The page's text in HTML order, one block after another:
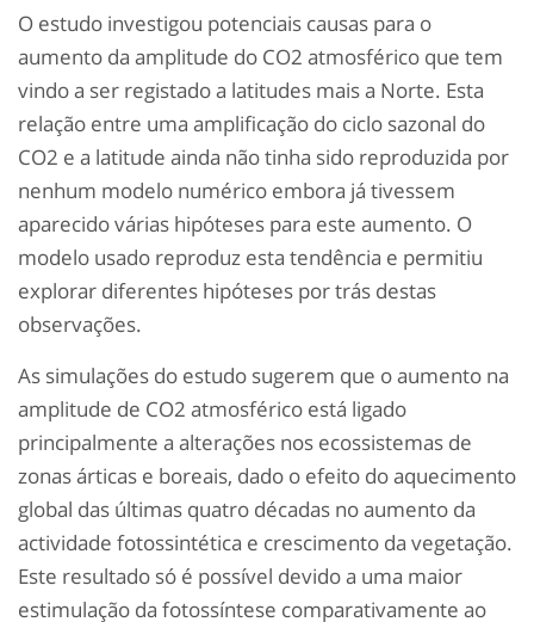
O estudo investigou potenciais causas para o
aumento da amplitude do CO2 atmosférico que tem
vindo a ser registado a latitudes mais a Norte. Esta
relação entre uma amplificação do ciclo sazonal do
CO2 e a latitude ainda não tinha sido reproduzida por
nenhum modelo numérico embora já tivessem
aparecido várias hipóteses para este aumento. O
modelo usado reproduz esta tendência e permitiu
explorar diferentes hipóteses por trás destas
observações.
As simulações do estudo sugerem que o aumento na
amplitude de CO2 atmosférico está ligado
principalmente a alterações nos ecossistemas de
zonas árticas e boreais, dado o efeito do aquecimento
global das últimas quatro décadas no aumento da
actividade fotossintética e crescimento da vegetação.
Este resultado só é possível devido a uma maior
estimulação da fotossíntese comparativamente ao